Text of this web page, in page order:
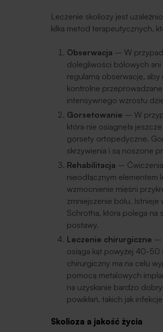
Leczenie skoliozy jest
kilka metod terapeutycznych,
Obserwacja – W
dolegliwości bólowych
regularną obserwację,
kontrolne
intensywnego wzrostu
Gorsetowanie – W
która nie osiągnęła
gorsety ortopedyczne.
skrzywienia i są noszone
Rehabilitacja –
nieodłącznym elementem
wzmocnienie mięśni
zmniejszenie bólu.
Schrotha, która polega na
postawy.
Leczenie chirurgiczne –
osiąga kąt powyżej 40-50
chirurgiczny ma na celu
pomocą metalowych
na uzyskanie bardzo
powikłań, takich jak
Skolioza a jakość życia